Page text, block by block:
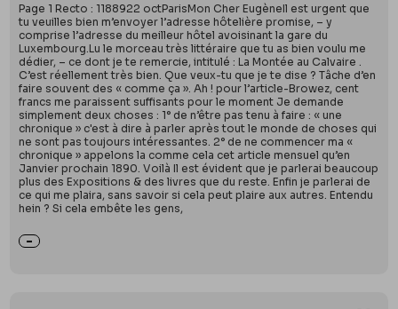
particulier. Il publie aussi des articles et des
chroniques pour des journaux satiriques comme
Triboulet, Le Journal pour rireou encoreLa Canaille
Delvau rencontre probablement l’éditeur
alençonnais Auguste Poulet-Malassis (1815-1878) en
1848 avec qui il se lie d’une profonde amitié. Avec
Antonio Watripon (1822-1864) et Poulet-Malassis, il
fondeL’Aimable faubourien. Journal de la canaille, un
bihebdomadaire qui ne comptera que six numéros
entre 1848 et 1849. L’amitié entre les trois hommes
est forte comme en atteste un épisode du 23 juin
Page 1 Recto : 1188922 octParisMon Cher EugèneIl est urgent que
tu veuilles bien m’envoyer l’adresse hôtelière promise, – y
comprise l’adresse du meilleur hôtel avoisinant la gare du
Luxembourg.Lu le morceau très littéraire que tu as bien voulu me
dédier, – ce dont je te remercie, intitulé : La Montée au Calvaire .
C’est réellement très bien. Que veux-tu que je te dise ? Tâche d’en
faire souvent des « comme ça ». Ah ! pour l’article-Browez, cent
francs me paraissent suffisants pour le moment Je demande
simplement deux choses : 1° de n’être pas tenu à faire : « une
chronique » c'est à dire à parler après tout le monde de choses qui
ne sont pas toujours intéressantes. 2° de ne commencer ma «
chronique » appelons la comme cela cet article mensuel qu’en
Janvier prochain 1890. Voilà Il est évident que je parlerai beaucoup
plus des Expositions & des livres que du reste. Enfin je parlerai de
ce qui me plaira, sans savoir si cela peut plaire aux autres. Entendu
hein ? Si cela embête les gens,